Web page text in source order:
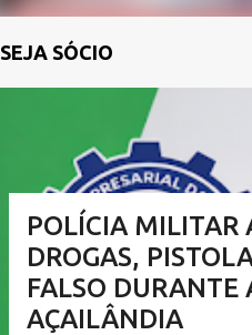
SEJA SÓCIO
POLÍCIA MILITAR
DROGAS,
FALSO DURANTE
AÇAILÂNDIA